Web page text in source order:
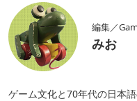
編集／
みお
ゲーム文化と70年代の日本